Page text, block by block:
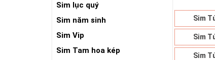
Sim lục quý
Sim năm sinh
Sim Vip
Sim Tam hoa kép
Sim
Sim
Sim